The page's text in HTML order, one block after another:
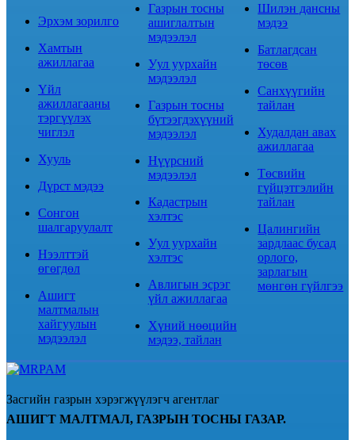
Эрхэм зорилго
Хамтын
ажиллагаа
Үйл
ажиллагааны
тэргүүлэх
чиглэл
Хууль
Дүрст мэдээ
Сонгон
шалгаруулалт
Нээлттэй
өгөгдөл
Ашигт
малтмалын
хайгуулын
мэдээлэл
Газрын тосны
ашиглалтын
мэдээлэл
Уул уурхайн
мэдээлэл
Газрын тосны
бүтээгдэхүүний
мэдээлэл
Нүүрсний
мэдээлэл
Кадастрын
хэлтэс
Уул уурхайн
хэлтэс
Авлигын эсрэг
үйл ажиллагаа
Хүний нөөцийн
мэдээ, тайлан
Шилэн дансны
мэдээ
Батлагдсан
төсөв
Санхүүгийн
тайлан
Худалдан авах
ажиллагаа
Төсвийн
гүйцэтгэлийн
тайлан
Цалингийн
зардлаас бусад
орлого,
зарлагын
мөнгөн гүйлгээ
Засгийн газрын хэрэгжүүлэгч агентлаг
АШИГТ МАЛТМАЛ, ГАЗРЫН ТОСНЫ ГАЗАР.